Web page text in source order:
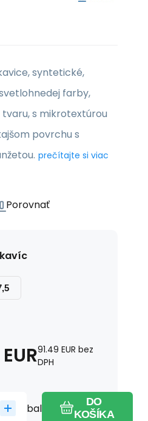
syntetické,
farby,
s mikrotextúrou
povrchu s
prečítajte si viac
Porovnať
EUR91.49 EUR bez
DPH
bal
DO
KOŠÍKA